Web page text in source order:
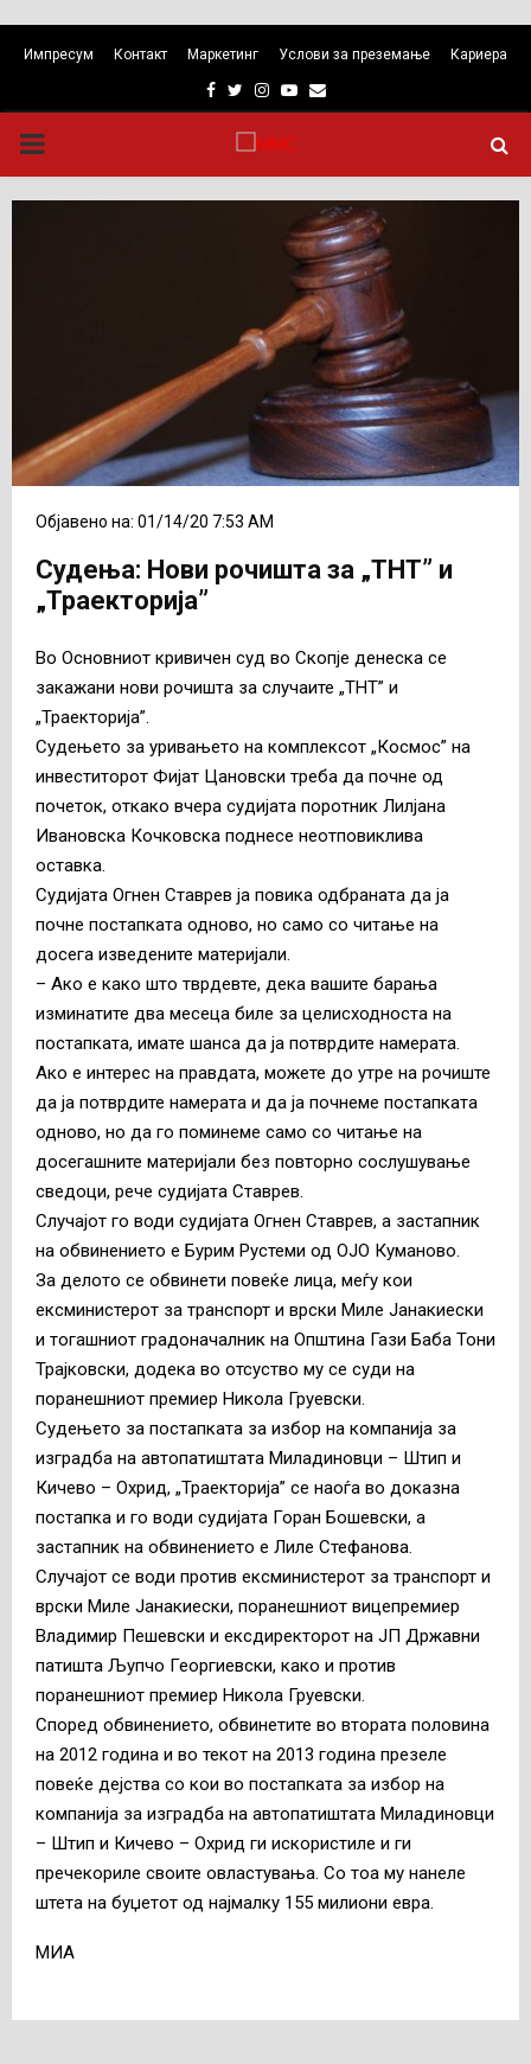
Импресум Контакт Маркетинг Услови за преземање Кариера
Facebook
TwitterInstagram
Youtube
Email
PRIMARY
MENU
Објавено на: 01/14/20 7:53 AM
Судења: Нови рочишта за „ТНТ” и
„Траекторија”
Во Основниот кривичен суд во Скопје денеска се
закажани нови рочишта за случаите „ТНТ” и
„Траекторија”.
Судењето за уривањето на комплексот „Космос” на
инвеститорот Фијат Цановски треба да почне од
почеток, откако вчера судијата поротник Лилјана
Ивановска Кочковска поднесе неотповиклива
оставка.
Судијата Огнен Ставрев ја повика одбраната да ја
почне постапката одново, но само со читање на
досега изведените материјали.
– Ако е како што тврдевте, дека вашите барања
изминатите два месеца биле за целисходноста на
постапката, имате шанса да ја потврдите намерата.
Ако е интерес на правдата, можете до утре на рочиште
да ја потврдите намерата и да ја почнеме постапката
одново, но да го поминеме само со читање на
досегашните материјали без повторно сослушување
сведоци, рече судијата Ставрев.
Случајот го води судијата Огнен Ставрев, а застапник
на обвинението е Бурим Рустеми од ОЈО Куманово.
За делото се обвинети повеќе лица, меѓу кои
ексминистерот за транспорт и врски Миле Јанакиески
и тогашниот градоначалник на Општина Гази Баба Тони
Трајковски, додека во отсуство му се суди на
поранешниот премиер Никола Груевски.
Судењето за постапката за избор на компанија за
изградба на автопатиштата Миладиновци – Штип и
Кичево – Охрид, „Траекторија” се наоѓа во доказна
постапка и го води судијата Горан Бошевски, а
застапник на обвинението е Лиле Стефанова.
Случајот се води против ексминистерот за транспорт и
врски Миле Јанакиески, поранешниот вицепремиер
Владимир Пешевски и ексдиректорот на ЈП Државни
патишта Љупчо Георгиевски, како и против
поранешниот премиер Никола Груевски.
Според обвинението, обвинетите во втората половина
на 2012 година и во текот на 2013 година презеле
повеќе дејства со кои во постапката за избор на
компанија за изградба на автопатиштата Миладиновци
– Штип и Кичево – Охрид ги искористиле и ги
пречекориле своите овластувања. Со тоа му нанеле
штета на буџетот од најмалку 155 милиони евра.
MИА